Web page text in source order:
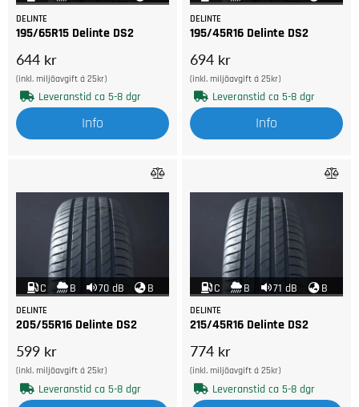
DELINTE
195/65R15 Delinte DS2
644 kr
(inkl. miljöavgift á 25kr)
Leveranstid ca 5-8 dgr
Info
DELINTE
195/45R16 Delinte DS2
694 kr
(inkl. miljöavgift á 25kr)
Leveranstid ca 5-8 dgr
Info
C B 70 dB B
DELINTE
205/55R16 Delinte DS2
599 kr
(inkl. miljöavgift á 25kr)
Leveranstid ca 5-8 dgr
C B 71 dB B
DELINTE
215/45R16 Delinte DS2
774 kr
(inkl. miljöavgift á 25kr)
Leveranstid ca 5-8 dgr